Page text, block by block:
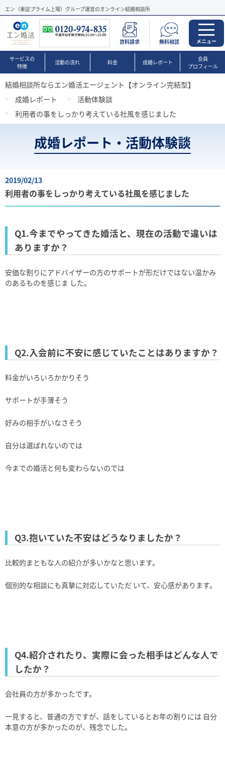
エン（東証プライム上場）グループ運営のオンライン結婚相談所
資料請求 無料相談 メニュー
サービスの
特徴
活動の流れ 料金 成婚レポート
会員
プロフィール
結婚相談所ならエン婚活エージェント【オンライン完結型】
成婚レポート
活動体験談
利⽤者の事をしっかり考えている社⾵を感じました
成婚レポート・活動体験談
2019/02/13
利⽤者の事をしっかり考えている社⾵を感じました
Q1.今までやってきた婚活と、現在の活動で違いは
ありますか？
安価な割りにアドバイザーの⽅のサポートが形だけではない温かみ
のあるものを感じま した。
Q2.⼊会前に不安に感じていたことはありますか？
料⾦がいろいろかかりそう
サポートが⼿薄そう
好みの相⼿がいなさそう
⾃分は選ばれないのでは
今までの婚活と何も変わらないのでは
Q3.抱いていた不安はどうなりましたか？
⽐較的まともな⼈の紹介が多いかなと思います。
個別的な相談にも真摯に対応していただ いて、安⼼感があります。
Q4.紹介されたり、実際に会った相⼿はどんな⼈で
したか？
会社員の⽅が多かったです。
⼀⾒すると、普通の⽅ですが、話をしているとお年の割りには ⾃分
本意の⽅が多かったのが、残念でした。